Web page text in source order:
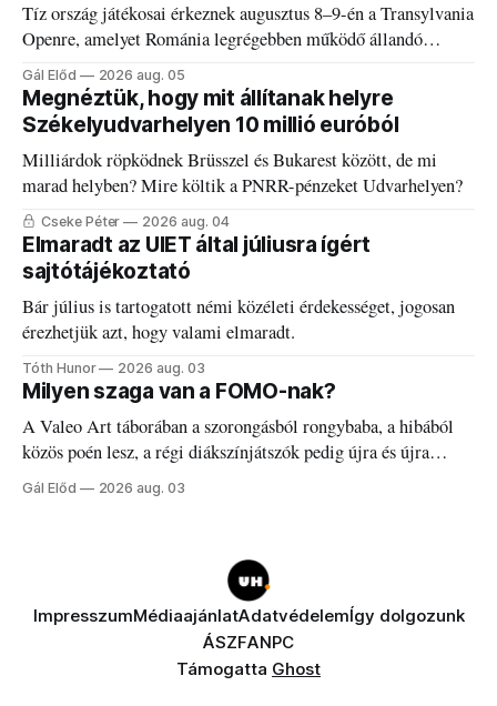
Tíz ország játékosai érkeznek augusztus 8–9-én a Transylvania
Openre, amelyet Románia legrégebben működő állandó
discgolfpályáján rendeznek meg.
Gál Előd 2026 aug. 05
Megnéztük, hogy mit állítanak helyre
Székelyudvarhelyen 10 millió euróból
Milliárdok röpködnek Brüsszel és Bukarest között, de mi
marad helyben? Mire költik a PNRR-pénzeket Udvarhelyen?
Cseke Péter 2026 aug. 04
Elmaradt az UIET által júliusra ígért
sajtótájékoztató
Bár július is tartogatott némi közéleti érdekességet, jogosan
érezhetjük azt, hogy valami elmaradt.
Tóth Hunor 2026 aug. 03
Milyen szaga van a FOMO-nak?
A Valeo Art táborában a szorongásból rongybaba, a hibából
közös poén lesz, a régi diákszínjátszók pedig újra és újra
visszatalálnak egymáshoz.
Gál Előd 2026 aug. 03
ImpresszumMédiaajánlatAdatvédelemÍgy dolgozunk
ÁSZFANPC
Támogatta Ghost